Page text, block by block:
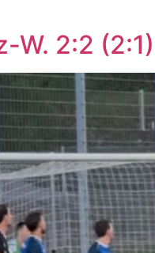
W. 2:2 (2:1)